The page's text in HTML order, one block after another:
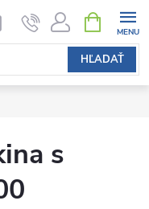
HĽADAŤ
KOŠÍK
s